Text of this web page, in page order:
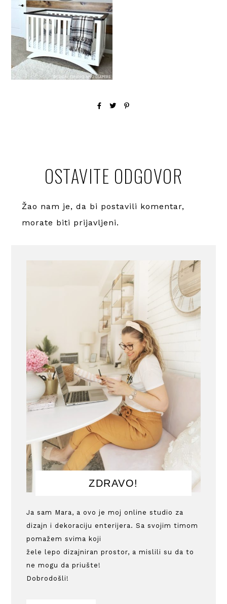
OSTAVITE ODGOVOR
Žao nam je, da bi postavili komentar,
morate biti prijavljeni.
ZDRAVO!
Ja sam Mara, a ovo je moj online studio za
dizajn i dekoraciju enterijera. Sa svojim timom
pomažem svima koji
žele lepo dizajniran prostor, a mislili su da to
ne mogu da priušte!
Dobrodošli!